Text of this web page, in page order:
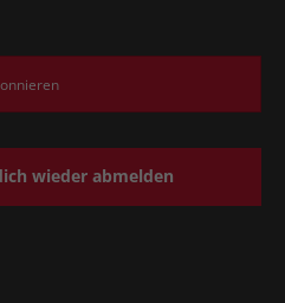
wieder abmelden